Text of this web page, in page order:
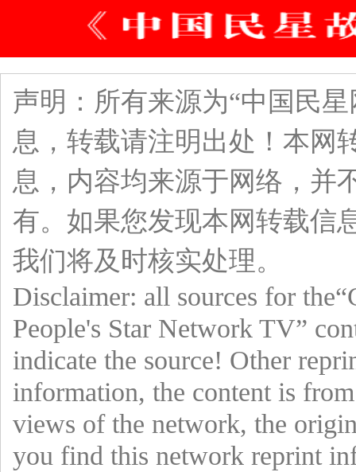
声明：所有来源为“中国民
息，转载请注明出处！本网
息，内容均来源于网络，并
有。如果您发现本网转载信
我们将及时核实处理。
Disclaimer: all sources for
People's Star Network TV”
indicate the source! Other
information, the content is
views of the network, the
you find this network reprint